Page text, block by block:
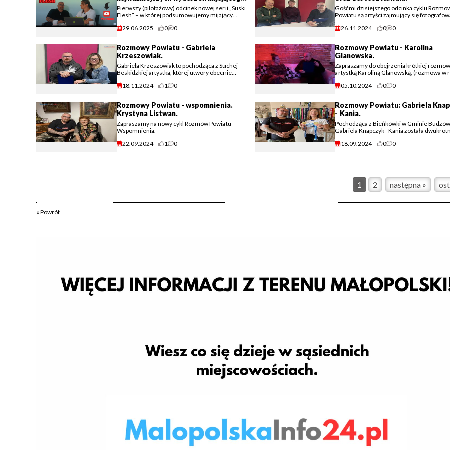
tygodnia.
Pierwszy (pilotażowy) odcinek nowej serii „Suski
Flesh” – w której podsumowujemy mijający
omawiamy kulisy najważniejszych wydarzeń. (...)
29.06.2025 0 0
Gośćmi dzisiejszego odcinka cyklu
Powiatu są artyści zajmujący się
regionu na zdjęciach i filmach - Piotr
26.11.2024 0 0
Rozmowy Powiatu - Gabriela
Krzeszowiak.
Gabriela Krzeszowiak to pochodząca z Suchej
Beskidzkiej artystka, której utwory obecnie
18.11.2024
1 0
Rozmowy Powiatu - Karolina
Glanowska.
Zapraszamy do obejrzenia krótkiej
artystką Karoliną Glanowską, (rozmowa w
najnowszą wystawę plakatową (Czy Czujesz
05.10.2024 0 0
Rozmowy Powiatu - wspomnienia.
Krystyna Listwan.
Zapraszamy na nowy cykl Rozmów Powiatu -
Wspomnienia.
22.09.2024
1 0
Rozmowy Powiatu: Gabriela
- Kania.
Pochodząca z Bieńkówki w Gminie Budzów
Gabriela Knapczyk - Kania została
18.09.2024
0 0
1 2 następna »
« Powrót